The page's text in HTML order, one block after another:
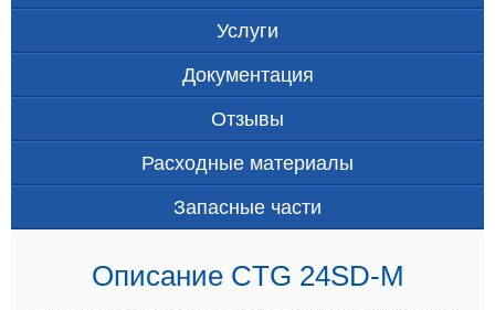
Услуги
Документация
Отзывы
Расходные материалы
Запасные части
Описание CTG 24SD-M